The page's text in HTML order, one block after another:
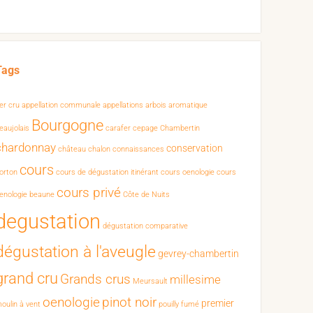
cru appellation communale appellations arbois aromatique
Bourgogne carafer cepage Chambertin
château chalon connaissances conservation
cours cours de dégustation itinérant cours oenologie cours
beaune cours privé Côte de Nuits
dégustation comparative
à l'aveugle gevrey-chambertin
cru Grands crus Meursault millesime
à vent oenologiepinot noir pouilly fumé premier